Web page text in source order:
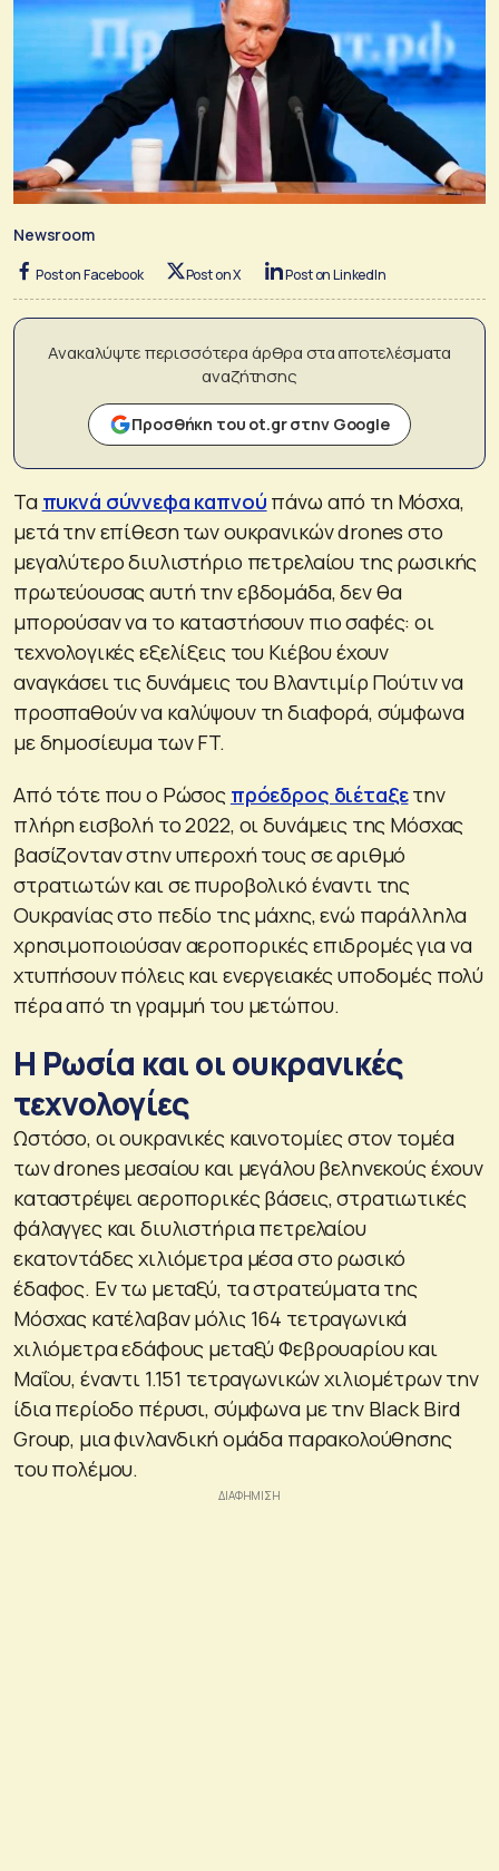
Newsroom
Post on Facebook Post on X Post on LinkedIn
Ανακαλύψτε περισσότερα άρθρα στα αποτελέσματα
αναζήτησης
Προσθήκη του ot.gr στην Google
Τα πυκνά σύννεφα καπνού πάνω από τη Μόσχα,
μετά την επίθεση των ουκρανικών drones στο
μεγαλύτερο διυλιστήριο πετρελαίου της ρωσικής
πρωτεύουσας αυτή την εβδομάδα, δεν θα
μπορούσαν να το καταστήσουν πιο σαφές: οι
τεχνολογικές εξελίξεις του Κιέβου έχουν
αναγκάσει τις δυνάμεις του Βλαντιμίρ Πούτιν να
προσπαθούν να καλύψουν τη διαφορά, σύμφωνα
με δημοσίευμα των FT.
Από τότε που ο Ρώσος πρόεδρος διέταξετην
πλήρη εισβολή το 2022, οι δυνάμεις της Μόσχας
βασίζονταν στην υπεροχή τους σε αριθμό
στρατιωτών και σε πυροβολικό έναντι της
Ουκρανίας στο πεδίο της μάχης, ενώ παράλληλα
χρησιμοποιούσαν αεροπορικές επιδρομές για να
χτυπήσουν πόλεις και ενεργειακές υποδομές πολύ
πέρα από τη γραμμή του μετώπου.
Η Ρωσία και οι ουκρανικές
τεχνολογίες
Ωστόσο, οι ουκρανικές καινοτομίες στον τομέα
των drones μεσαίου και μεγάλου βεληνεκούς έχουν
καταστρέψει αεροπορικές βάσεις, στρατιωτικές
φάλαγγες και διυλιστήρια πετρελαίου
εκατοντάδες χιλιόμετρα μέσα στο ρωσικό
έδαφος. Εν τω μεταξύ, τα στρατεύματα της
Μόσχας κατέλαβαν μόλις 164 τετραγωνικά
χιλιόμετρα εδάφους μεταξύ Φεβρουαρίου και
Μαΐου, έναντι 1.151 τετραγωνικών χιλιομέτρων την
ίδια περίοδο πέρυσι, σύμφωνα με την Black Bird
Group, μια φινλανδική ομάδα παρακολούθησης
του πολέμου.